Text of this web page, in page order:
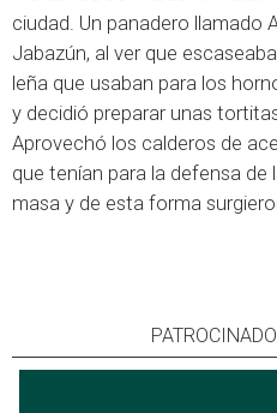
ciudad. Un panadero llamado
Jabazún, al ver que
leña que usaban para los
y decidió preparar unas
Aprovechó los calderos de
que tenían para la defensa de
masa y de esta forma